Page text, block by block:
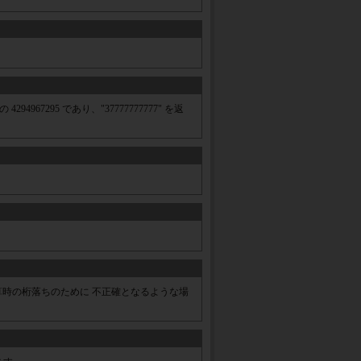
であり、"37777777777" を返
時の桁落ちのために 不正確となるような場